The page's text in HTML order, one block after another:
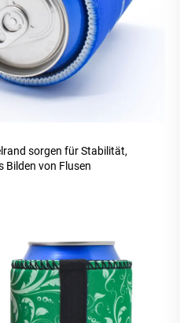
sorgen für Stabilität,
Bilden von Flusen